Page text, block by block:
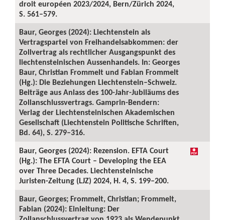
droit européen 2023/2024, Bern/Zürich 2024,
S. 561–579.
Baur, Georges (2024): Liechtenstein als
Vertragspartei von Freihandelsabkommen: der
Zollvertrag als rechtlicher Ausgangspunkt des
liechtensteinischen Aussenhandels. In: Georges
Baur, Christian Frommelt und Fabian Frommelt
(Hg.): Die Beziehungen Liechtenstein–Schweiz.
Beiträge aus Anlass des 100-Jahr-Jubiläums des
Zollanschlussvertrags. Gamprin-Bendern:
Verlag der Liechtensteinischen Akademischen
Gesellschaft (Liechtenstein Politische Schriften,
Bd. 64), S. 279–316.
Baur, Georges (2024): Rezension. EFTA Court
(Hg.): The EFTA Court – Developing the EEA
over Three Decades. Liechtensteinische
Juristen-Zeitung (LJZ) 2024, H. 4, S. 199–200.
Baur, Georges; Frommelt, Christian; Frommelt,
Fabian (2024): Einleitung: Der